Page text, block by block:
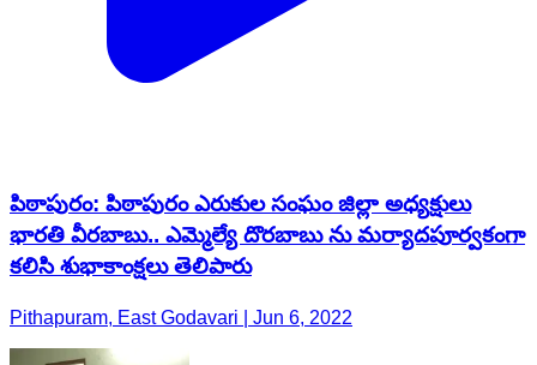
పిఠాపురం: పిఠాపురం ఎరుకుల సంఘం జిల్లా అధ్యక్షులు
భారతి వీరబాబు.. ఎమ్మెల్యే దొరబాబు ను మర్యాదపూర్వకంగా
కలిసి శుభాకాంక్షలు తెలిపారు
Pithapuram, East Godavari | Jun 6, 2022